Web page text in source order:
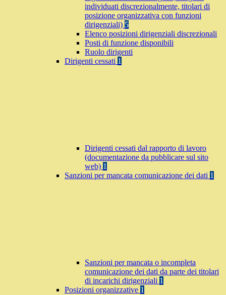
individuati discrezionalmente, titolari di
posizione organizzativa con funzioni
dirigenziali) 5
Elenco posizioni dirigenziali discrezionali
Posti di funzione disponibili
Ruolo dirigenti
Dirigenti cessati 1
Dirigenti cessati dal rapporto di lavoro
(documentazione da pubblicare sul sito
web) 1
Sanzioni per mancata comunicazione dei dati 1
Sanzioni per mancata o incompleta
comunicazione dei dati da parte dei titolari
di incarichi dirigenziali 1
Posizioni organizzative 1